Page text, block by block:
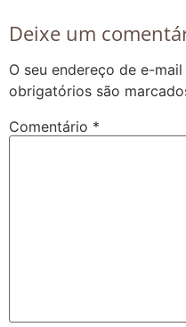
Deixe um
O seu endereço de e-
obrigatórios são
Comentário *